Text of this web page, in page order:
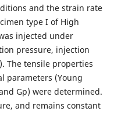
and the strain rate
type I of High
injected under
pressure, injection
The tensile properties
parameters (Young
Gp) were determined.
and remains constant